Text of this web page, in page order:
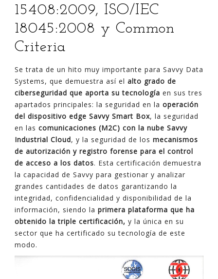
15408:2009, ISO/IEC
18045:2008 y Common
Criteria
Se trata de un hito muy importante para Savvy Data
Systems, que demuestra así el alto grado de
ciberseguridad que aporta su tecnología en sus tres
apartados principales: la seguridad en la operación
del dispositivo edge Savvy Smart Box, la seguridad
en las comunicaciones (M2C) con la nube Savvy
Industrial Cloud, y la seguridad de los mecanismos
de autorización y registro forense para el control
de acceso a los datos. Esta certificación demuestra
la capacidad de Savvy para gestionar y analizar
grandes cantidades de datos garantizando la
integridad, confidencialidad y disponibilidad de la
información, siendo la primera plataforma que ha
obtenido la triple certificación, y la única en su
sector que ha certificado su tecnología de este
modo.